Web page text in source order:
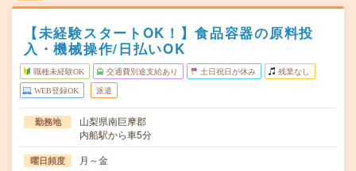
【未経験スタートOK！】食品容器の原料投
入・機械操作/日払いOK
職種未経験OK 交通費別途支給あり 土日祝日が休み 残業なし
WEB登録OK 派遣
勤務地
山梨県南巨摩郡
内船駅から車5分
曜日頻度 月～金